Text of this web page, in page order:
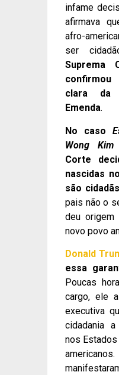
infame
afirmava
afro-
ser
Suprema
clara da
Emenda.
No caso
Wong Kim
Corte
nascidas
são
pais não o
deu origem
novo povo
Donald
essa
Poucas
cargo, ele
executiva
cidadania
nos